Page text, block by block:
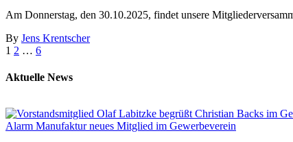
Am Donnerstag, den 30.10.2025, findet unsere
By Jens Krentscher
1 2 … 6
Aktuelle News
Alarm Manufaktur neues Mitglied im Gewerbeverein